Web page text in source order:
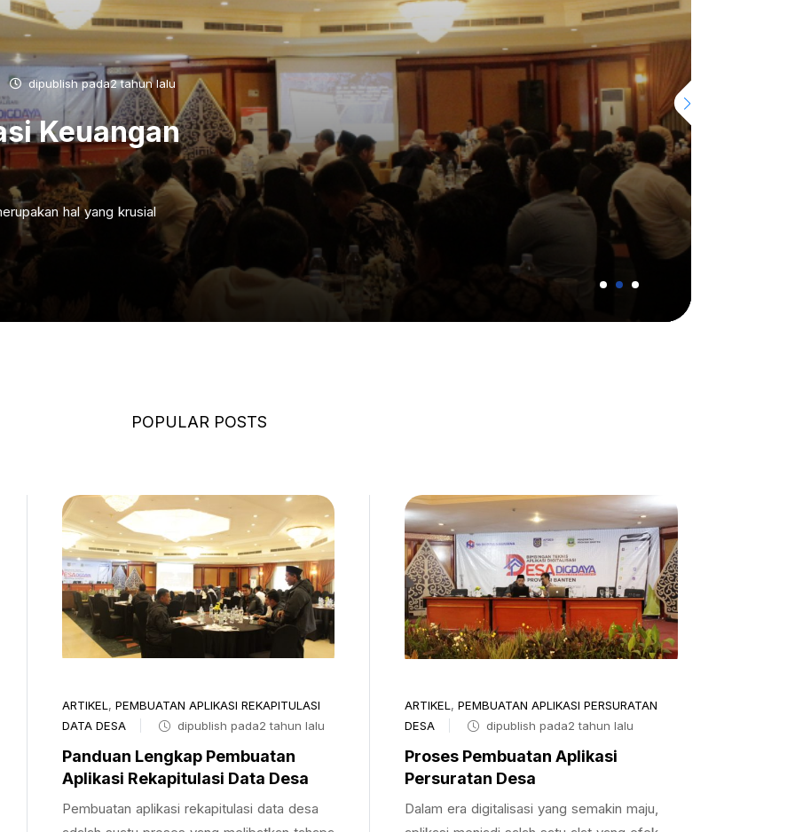
dipublish pada2 tahun lalu
Keuangan
hal yang krusial
POPULAR POSTS
ARTIKEL , PEMBUATAN APLIKASI REKAPITULASI
DATA DESA
dipublish pada2 tahun lalu
Panduan Lengkap Pembuatan
Aplikasi Rekapitulasi Data Desa
Pembuatan aplikasi rekapitulasi data desa
ARTIKEL , PEMBUATAN APLIKASI PERSURATAN
DESA
dipublish pada2 tahun lalu
Proses Pembuatan Aplikasi
Persuratan Desa
Dalam era digitalisasi yang semakin maju,